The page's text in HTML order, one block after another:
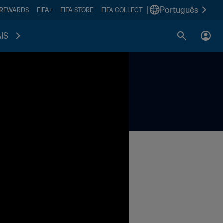
FIFA+ FIFA STORE FIFA COLLECT Português